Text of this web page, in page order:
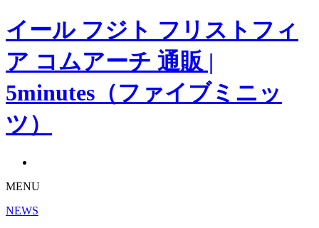
イール フジト フリストフィ
ア コムアーチ 通販 |
5minutes（ファイブミニッ
ツ）
MENU
NEWS